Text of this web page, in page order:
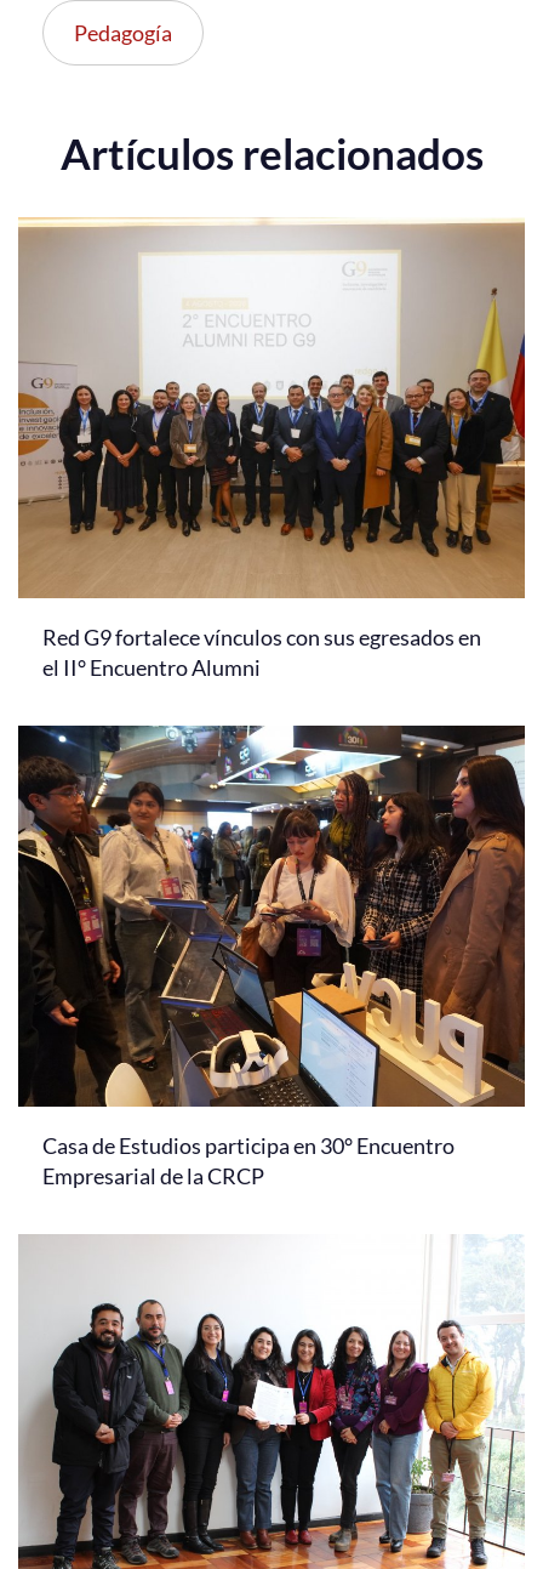
Pedagogía
Artículos relacionados
Red G9 fortalece vínculos con sus egresados en
el II° Encuentro Alumni
Casa de Estudios participa en 30° Encuentro
Empresarial de la CRCP